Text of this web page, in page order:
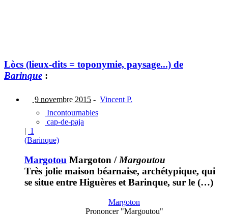
Lòcs (lieux-dits = toponymie, paysage...) de
Barinque :
9 novembre 2015 - Vincent P.
Incontournables
cap-de-paja
| 1
(Barinque)
Margotou Margoton / Margoutou
Très jolie maison béarnaise, archétypique, qui
se situe entre Higuères et Barinque, sur le (…)
Margoton
Prononcer "Margoutou"